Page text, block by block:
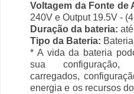
Voltagem da Fonte de
240V e Output 19.5V -
Duração da bateria:
Tipo da Bateria:
* A vida da bateria
sua configuração,
carregados,
energia e os recursos